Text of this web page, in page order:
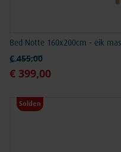
Bed Notte 160x200cm - eik
Speciale prijs
€ 399,00
Normale prijs
€ 455,00
Solden